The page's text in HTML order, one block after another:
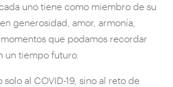
uno tiene como miembro de su
generosidad, amor, armonía,
que podamos recordar
un tiempo futuro.
solo al COVID-19, sino al reto de